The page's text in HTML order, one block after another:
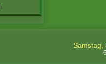
Samstag,